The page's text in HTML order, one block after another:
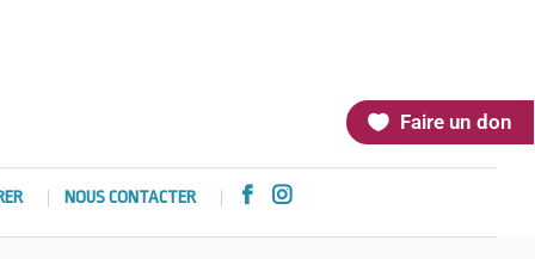
Faire un don
NOUS CONTACTER  